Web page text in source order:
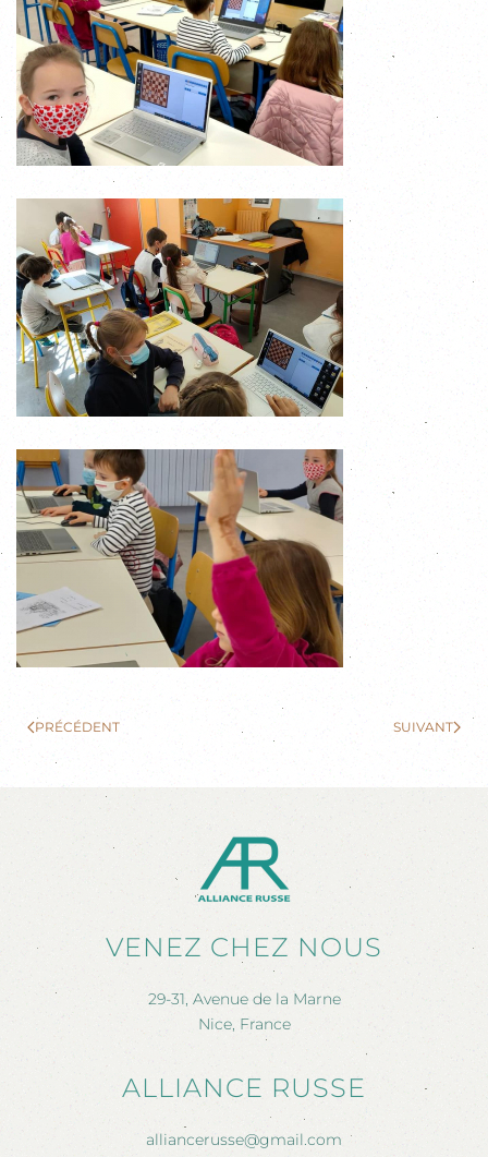
PRÉCÉDENT SUIVANT
VENEZ CHEZ NOUS
29-31, Avenue de la Marne
Nice, France
ALLIANCE RUSSE
alliancerusse@gmail.com